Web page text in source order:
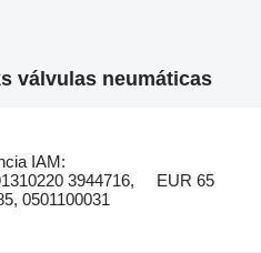
válvulas neumáticas
IAM:
3944716,
0501100031
EUR 65